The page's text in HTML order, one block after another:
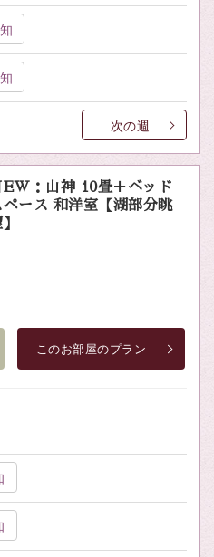
次の週
：山神 10畳＋ベッド
ペース 和洋室【湖部分眺
このお部屋のプラン